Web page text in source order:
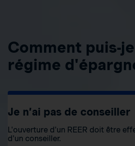
Comment puis-
régime
Je n’ai pas de conseiller
L'ouverture d'un REER doit être
d'un conseiller.